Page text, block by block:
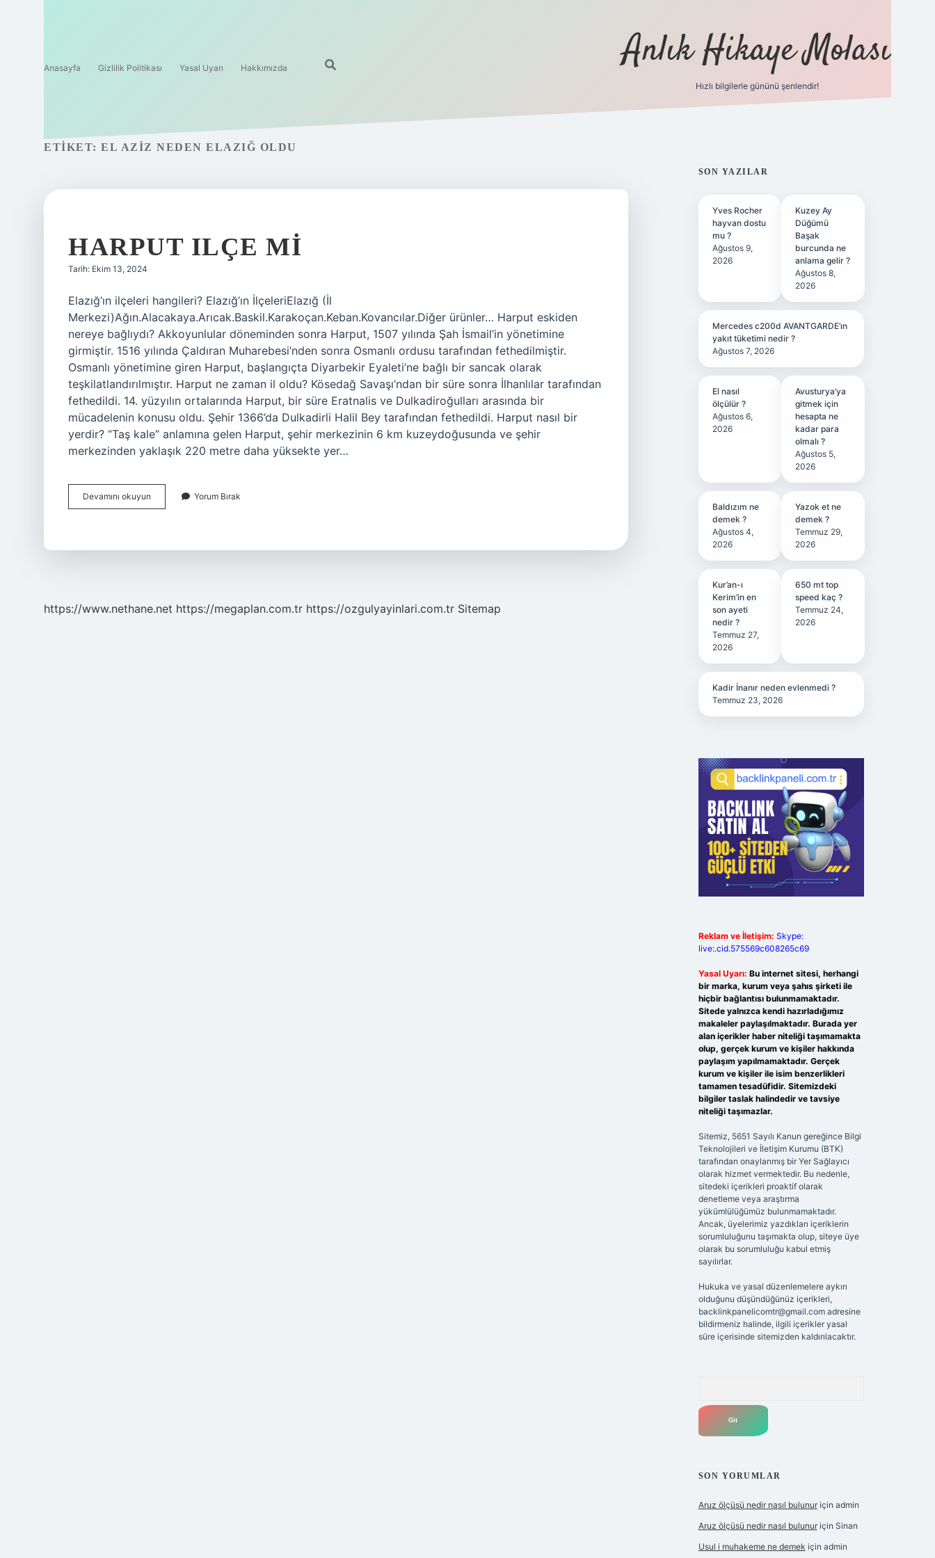
Anasayfa Gizlilik Politikası Yasal Uyarı Hakkımızda Anlık Hikaye Molası
Hızlı bilgilerle gününü şenlendir!
ETIKET: EL AZIZ NEDEN ELAZIĞ OLDU
HARPUT ILÇE MI
Tarih: Ekim 13, 2024
Elazığ’ın ilçeleri hangileri? Elazığ’ın İlçeleriElazığ (İl
Merkezi)Ağın.Alacakaya.Arıcak.Baskil.Karakoçan.Keban.Kovancılar.Diğer ürünler… Harput eskiden
nereye bağlıydı? Akkoyunlular döneminden sonra Harput, 1507 yılında Şah İsmail’in yönetimine
girmiştir. 1516 yılında Çaldıran Muharebesi’nden sonra Osmanlı ordusu tarafından fethedilmiştir.
Osmanlı yönetimine giren Harput, başlangıçta Diyarbekir Eyaleti’ne bağlı bir sancak olarak
teşkilatlandırılmıştır. Harput ne zaman il oldu? Kösedağ Savaşı’ndan bir süre sonra İlhanlılar tarafından
fethedildi. 14. yüzyılın ortalarında Harput, bir süre Eratnalis ve Dulkadiroğulları arasında bir
mücadelenin konusu oldu. Şehir 1366’da Dulkadirli Halil Bey tarafından fethedildi. Harput nasıl bir
yerdir? “Taş kale” anlamına gelen Harput, şehir merkezinin 6 km kuzeydoğusunda ve şehir
merkezinden yaklaşık 220 metre daha yüksekte yer…
Devamını okuyun
Ilçe
Yorum Bırak
https://www.nethane.net https://megaplan.com.tr https://ozgulyayinlari.com.tr Sitemap
SIDEBAR
SON YAZILAR
Yves Rocher
hayvan dostu
mu ?
Ağustos 9,
2026
Kuzey Ay
Düğümü
Başak
burcunda ne
anlama gelir ?
Ağustos 8,
2026
Mercedes c200d AVANTGARDE’ın
yakıt tüketimi nedir ?
Ağustos 7, 2026
El nasıl
ölçülür ?
Ağustos 6,
2026
Avusturya’ya
gitmek için
hesapta ne
kadar para
olmalı ?
Ağustos 5,
2026
Baldızım ne
demek ?
Ağustos 4,
2026
Yazok et ne
demek ?
Temmuz 29,
2026
Kur’an-ı
Kerim’in en
son ayeti
nedir ?
Temmuz 27,
2026
650 mt top
speed kaç ?
Temmuz 24,
2026
Kadir İnanır neden evlenmedi ?
Temmuz 23, 2026
Reklam ve İletişim: Skype:
live:.cid.575569c608265c69
Yasal Uyarı: Bu internet sitesi, herhangi
bir marka, kurum veya şahıs şirketi ile
hiçbir bağlantısı bulunmamaktadır.
Sitede yalnızca kendi hazırladığımız
makaleler paylaşılmaktadır. Burada yer
alan içerikler haber niteliği taşımamakta
olup, gerçek kurum ve kişiler hakkında
paylaşım yapılmamaktadır. Gerçek
kurum ve kişiler ile isim benzerlikleri
tamamen tesadüfidir. Sitemizdeki
bilgiler taslak halindedir ve tavsiye
niteliği taşımazlar.
Sitemiz, 5651 Sayılı Kanun gereğince Bilgi
Teknolojileri ve İletişim Kurumu (BTK)
tarafından onaylanmış bir Yer Sağlayıcı
olarak hizmet vermektedir. Bu nedenle,
sitedeki içerikleri proaktif olarak
denetleme veya araştırma
yükümlülüğümüz bulunmamaktadır.
Ancak, üyelerimiz yazdıkları içeriklerin
sorumluluğunu taşımakta olup, siteye üye
olarak bu sorumluluğu kabul etmiş
sayılırlar.
Hukuka ve yasal düzenlemelere aykırı
olduğunu düşündüğünüz içerikleri,
backlinkpanelicomtr@gmail.comadresine
bildirmeniz halinde, ilgili içerikler yasal
süre içerisinde sitemizden kaldırılacaktır.
SON YORUMLAR
Aruz ölçüsü nedir nasıl bulunuriçin admin
Aruz ölçüsü nedir nasıl bulunuriçin Sinan
Usul i muhakeme ne demek için admin